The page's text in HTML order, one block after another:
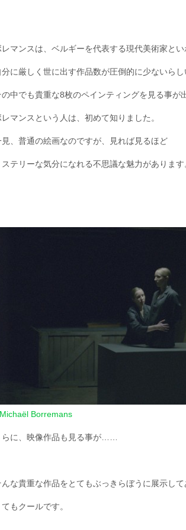
レマンスは、ベルギーを代表する現代美術家とい
分に厳しく世に出す作品数が圧倒的に少ないら
の中でも貴重な8枚のペインティングを見る事が
レマンスという人は、初めて知りました。
見、普通の絵画なのですが、見れば見るほど
ステリーな気分になれる不思議な魅力があります
Borremans
らに、映像作品も見る事が……
んな貴重な作品をとてもぶっきらぼうに展示して
もクールです。